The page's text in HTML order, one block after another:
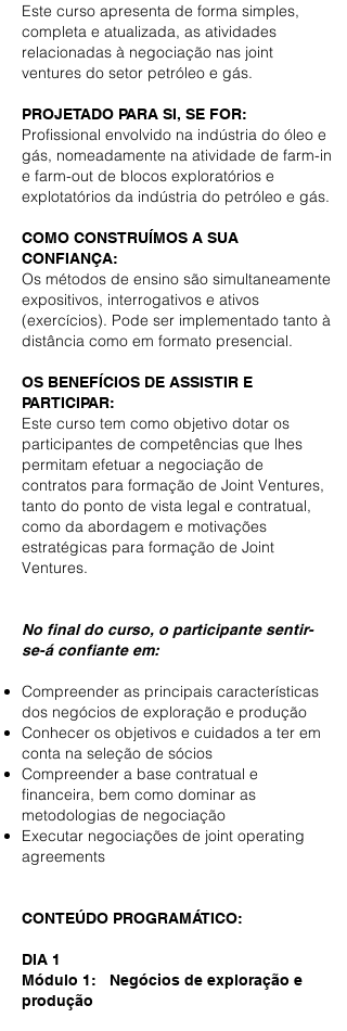
Este curso apresenta de forma simples,
completa e atualizada, as atividades
relacionadas à negociação nas joint
ventures do setor petróleo e gás.
PROJETADO PARA SI, SE FOR:
Profissional envolvido na indústria do óleo e
gás, nomeadamente na atividade de farm-in
e farm-out de blocos exploratórios e
explotatórios da indústria do petróleo e gás.
COMO CONSTRUÍMOS A SUA
CONFIANÇA:
Os métodos de ensino são simultaneamente
expositivos, interrogativos e ativos
(exercícios). Pode ser implementado tanto à
distância como em formato presencial.
OS BENEFÍCIOS DE ASSISTIR E
PARTICIPAR:
Este curso tem como objetivo dotar os
participantes de competências que lhes
permitam efetuar a negociação de
contratos para formação de Joint Ventures,
tanto do ponto de vista legal e contratual,
como da abordagem e motivações
estratégicas para formação de Joint
Ventures.
No final do curso, o participante sentir-
se-á confiante em:
Compreender as principais características
dos negócios de exploração e produção
Conhecer os objetivos e cuidados a ter em
conta na seleção de sócios
Compreender a base contratual e
financeira, bem como dominar as
metodologias de negociação
Executar negociações de joint operating
agreements
CONTEÚDO PROGRAMÁTICO:
DIA 1
Módulo 1: Negócios de exploração e
produção